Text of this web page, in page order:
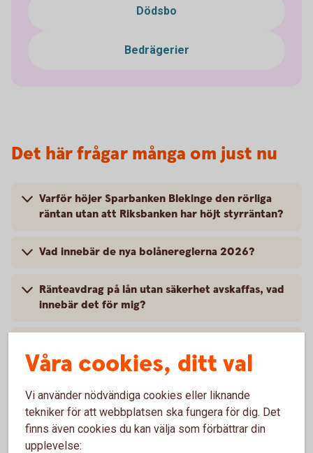
Dödsbo
Bedrägerier
Det här frågar många om just nu
Varför höjer Sparbanken Blekinge den rörliga
räntan utan att Riksbanken har höjt styrräntan?
Vad innebär de nya bolånereglerna 2026?
Ränteavdrag på lån utan säkerhet avskaffas, vad
innebär det för mig?
BankID?
Hur skaffar jag Mobilt BankID till mitt barn?
Hur får jag mobilt BankID att fungera i en ny
telefon?
Våra cookies, ditt val
Vi använder nödvändiga cookies eller liknande
tekniker för att webbplatsen ska fungera för dig. Det
finns även cookies du kan välja som förbättrar din
upplevelse: